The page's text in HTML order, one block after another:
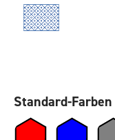
Standard-Farben